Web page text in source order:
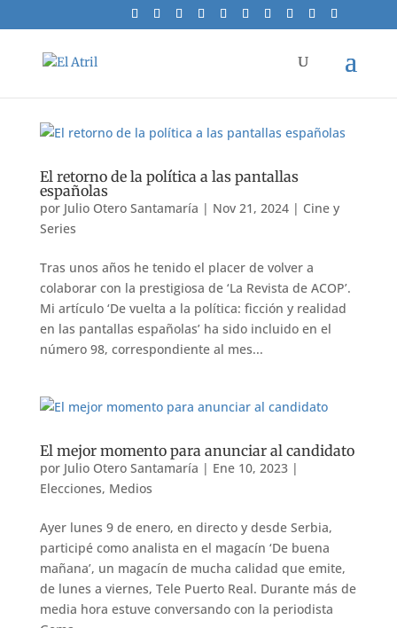
El retorno de la política a las pantallas
españolas
por Julio Otero Santamaría | Nov 21, 2024| Cine y
Series
Tras unos años he tenido el placer de volver a
colaborar con la prestigiosa de ‘La Revista de ACOP’.
Mi artículo ‘De vuelta a la política: ficción y realidad
en las pantallas españolas’ ha sido incluido en el
número 98, correspondiente al mes...
El mejor momento para anunciar al candidato
por Julio Otero Santamaría | Ene 10, 2023|
Elecciones, Medios
Ayer lunes 9 de enero, en directo y desde Serbia,
participé como analista en el magacín ‘De buena
mañana’, un magacín de mucha calidad que emite,
de lunes a viernes, Tele Puerto Real. Durante más de
media hora estuve conversando con la periodista